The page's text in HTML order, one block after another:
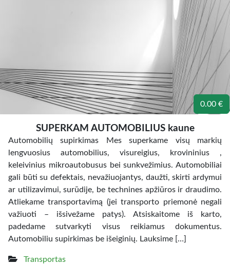
0.00 €
SUPERKAM AUTOMOBILIUS kaune
Automobilių supirkimas Mes superkame visų markių
lengvuosius automobilius, visureigius, krovininius ,
keleivinius mikroautobusus bei sunkvežimius. Automobiliai
gali būti su defektais, nevažiuojantys, daužti, skirti ardymui
ar utilizavimui, surūdije, be technines apžiūros ir draudimo.
Atliekame transportavimą (jei transporto priemonė negali
važiuoti – išsivežame patys). Atsiskaitome iš karto,
padedame sutvarkyti visus reikiamus dokumentus.
Automobiliu supirkimas be išeiginių. Lauksime […]
Transportas